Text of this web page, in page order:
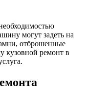
могут задеть на
отброшенные
кузовной ремонт в